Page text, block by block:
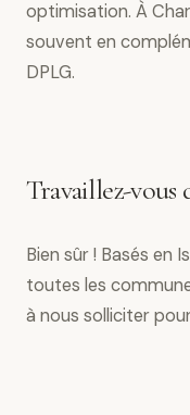
optimisation. À
souvent en
DPLG.
Travaillez-vous
Bien sûr ! Basés en
toutes les
à nous solliciter